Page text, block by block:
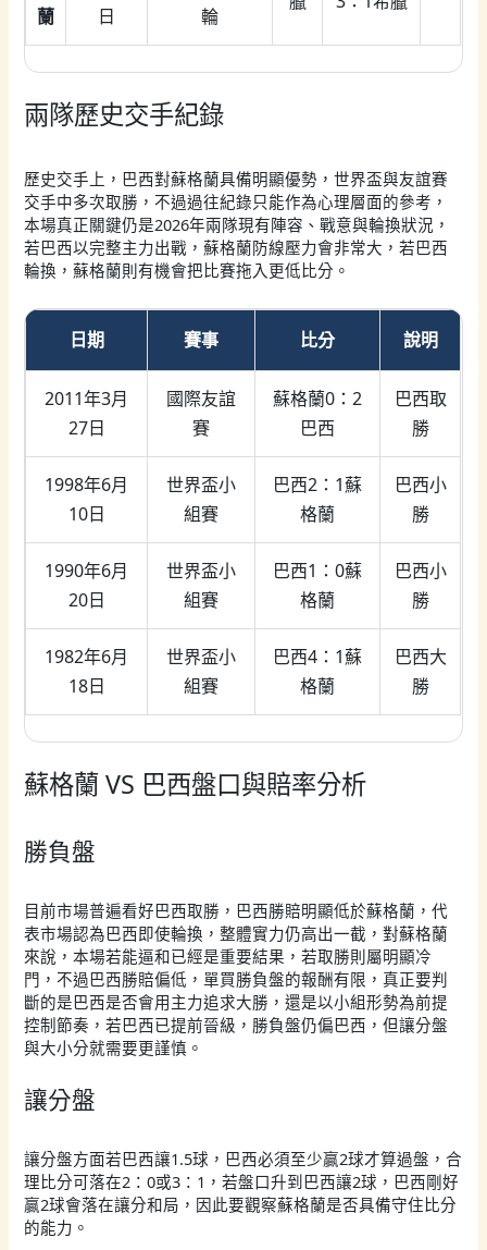
蘭
日
輪
兩隊歷史交手紀錄
歷史交手上，巴西對蘇格蘭具備明顯優勢，世界盃與友誼賽
交手中多次取勝，不過過往紀錄只能作為心理層面的參考，
本場真正關鍵仍是2026年兩隊現有陣容、戰意與輪換狀況，
若巴西以完整主力出戰，蘇格蘭防線壓力會非常大，若巴西
輪換，蘇格蘭則有機會把比賽拖入更低比分。
日期 賽事 比分 說明
2011年3月
27日
國際友誼
賽
蘇格蘭0：2
巴西
巴西取
勝
1998年6月
10日
世界盃小
組賽
巴西2：1蘇
格蘭
巴西小
勝
1990年6月
20日
世界盃小
組賽
巴西1：0蘇
格蘭
巴西小
勝
1982年6月
18日
世界盃小
組賽
巴西4：1蘇
格蘭
巴西大
勝
蘇格蘭 VS 巴西盤口與賠率分析
勝負盤
目前市場普遍看好巴西取勝，巴西勝賠明顯低於蘇格蘭，代
表市場認為巴西即使輪換，整體實力仍高出一截，對蘇格蘭
來說，本場若能逼和已經是重要結果，若取勝則屬明顯冷
門，不過巴西勝賠偏低，單買勝負盤的報酬有限，真正要判
斷的是巴西是否會用主力追求大勝，還是以小組形勢為前提
控制節奏，若巴西已提前晉級，勝負盤仍偏巴西，但讓分盤
與大小分就需要更謹慎。
讓分盤
讓分盤方面若巴西讓1.5球，巴西必須至少贏2球才算過盤，合
理比分可落在2：0或3：1，若盤口升到巴西讓2球，巴西剛好
贏2球會落在讓分和局，因此要觀察蘇格蘭是否具備守住比分
的能力。